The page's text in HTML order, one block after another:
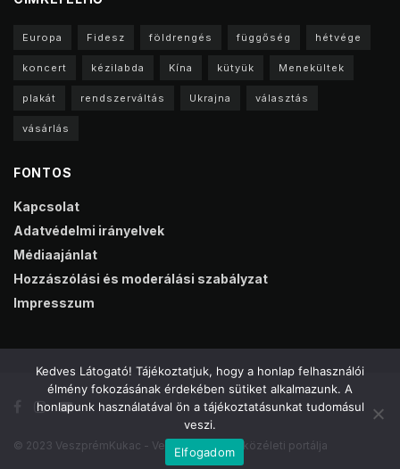
Europa Fidesz földrengés függőség hétvége
koncert kézilabda Kína kütyük Menekültek
plakát rendszerváltás Ukrajna választás
vásárlás
FONTOS
Kapcsolat
Adatvédelmi irányelvek
Médiaajánlat
Hozzászólási és moderálási szabályzat
Impresszum
© 2023 VeszprémKukac - Veszprém online közéleti portálja
Kedves Látogató! Tájékoztatjuk, hogy a honlap felhasználói
élmény fokozásának érdekében sütiket alkalmazunk. A
honlapunk használatával ön a tájékoztatásunkat tudomásul
veszi.
Elfogadom